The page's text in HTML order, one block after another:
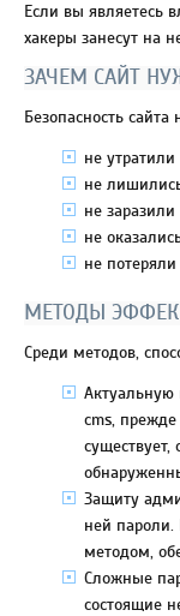
Если вы являетесь
хакеры занесут на
ЗАЧЕМ САЙТ
Безопасность
не
не
не
не
не
МЕТОДЫ
Среди методов,
Актуальную
cms,
Защиту
ней
методом,
Сложные
состоящие